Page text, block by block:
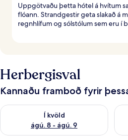
Uppgötvaðu þetta hótel á hvítum
flóann. Strandgestir geta slakað á
regnhlífum og sólstólum sem eru í
Herbergisval
Kannaðu framboð fyrir
Í kvöld
ágú. 8 - ágú. 9
Athuga framboð í kvöld ágú. 8 -